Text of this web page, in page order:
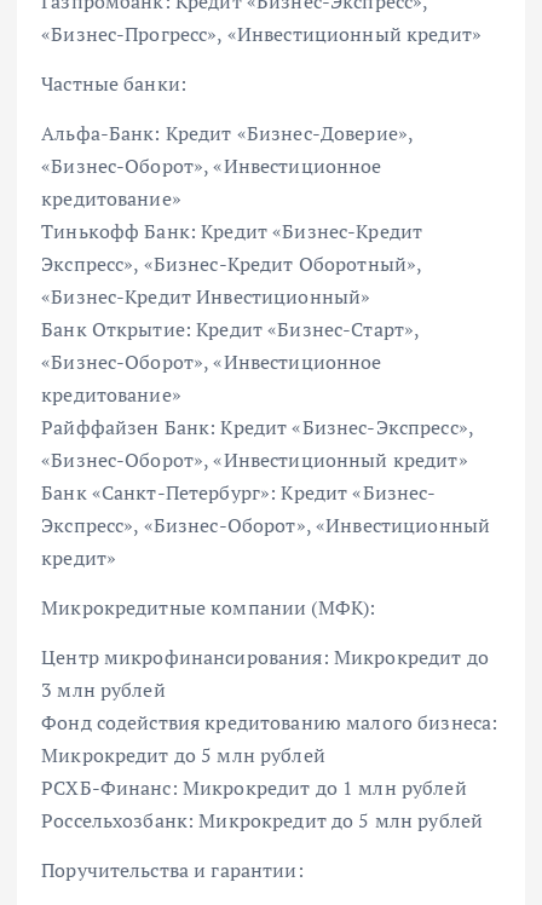
«Бизнес-Прогресс», «Инвестиционный кредит»
Частные банки:
Альфа-Банк: Кредит «Бизнес-Доверие»,
«Бизнес-Оборот», «Инвестиционное
кредитование»
Тинькофф Банк: Кредит «Бизнес-Кредит
Экспресс», «Бизнес-Кредит Оборотный»,
«Бизнес-Кредит Инвестиционный»
Банк Открытие: Кредит «Бизнес-Старт»,
«Бизнес-Оборот», «Инвестиционное
кредитование»
Райффайзен Банк: Кредит «Бизнес-Экспресс»,
«Бизнес-Оборот», «Инвестиционный кредит»
Банк «Санкт-Петербург»: Кредит «Бизнес-
Экспресс», «Бизнес-Оборот», «Инвестиционный
кредит»
Микрокредитные компании (МФК):
Центр микрофинансирования: Микрокредит до
3 млн рублей
Фонд содействия кредитованию малого бизнеса:
Микрокредит до 5 млн рублей
РСХБ-Финанс: Микрокредит до 1 млн рублей
Россельхозбанк: Микрокредит до 5 млн рублей
Поручительства и гарантии: